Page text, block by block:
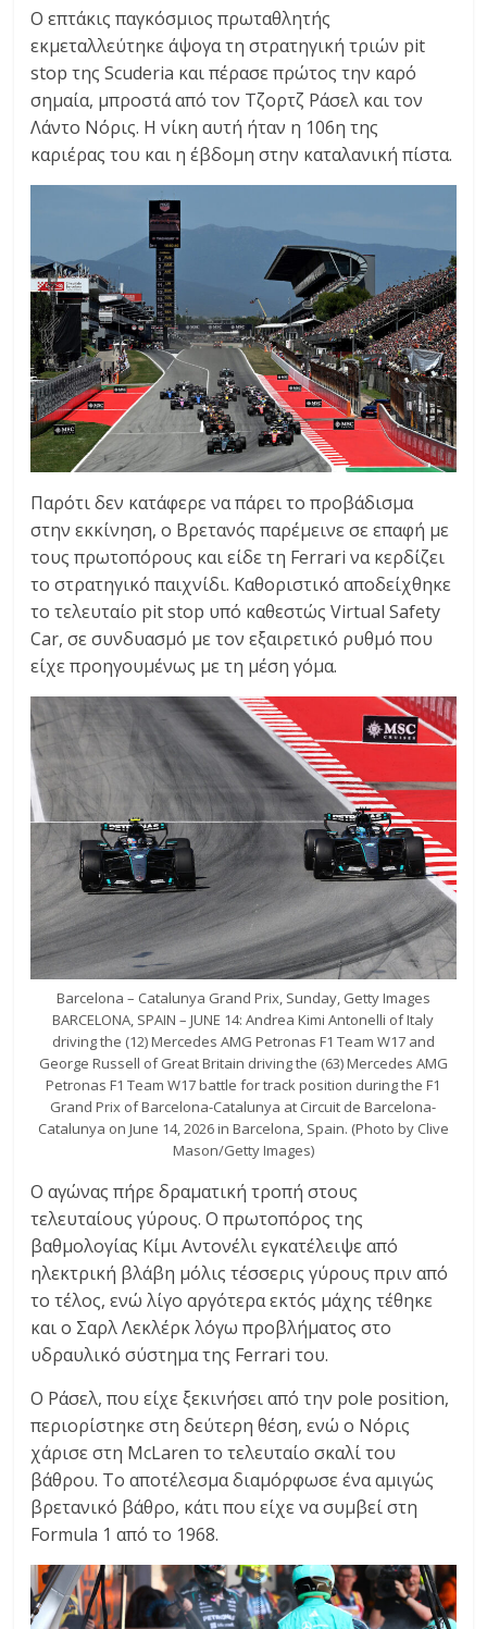
Ο επτάκις παγκόσμιος πρωταθλητής
εκμεταλλεύτηκε άψογα τη στρατηγική τριών pit
stop της Scuderia και πέρασε πρώτος την καρό
σημαία, μπροστά από τον Τζορτζ Ράσελ και τον
Λάντο Νόρις. Η νίκη αυτή ήταν η 106η της
καριέρας του και η έβδομη στην καταλανική πίστα.
Παρότι δεν κατάφερε να πάρει το προβάδισμα
στην εκκίνηση, ο Βρετανός παρέμεινε σε επαφή με
τους πρωτοπόρους και είδε τη Ferrari να κερδίζει
το στρατηγικό παιχνίδι. Καθοριστικό αποδείχθηκε
το τελευταίο pit stop υπό καθεστώς Virtual Safety
Car, σε συνδυασμό με τον εξαιρετικό ρυθμό που
είχε προηγουμένως με τη μέση γόμα.
Barcelona – Catalunya Grand Prix, Sunday, Getty Images
BARCELONA, SPAIN – JUNE 14: Andrea Kimi Antonelli of Italy
driving the (12) Mercedes AMG Petronas F1 Team W17 and
George Russell of Great Britain driving the (63) Mercedes AMG
Petronas F1 Team W17 battle for track position during the F1
Grand Prix of Barcelona-Catalunya at Circuit de Barcelona-
Catalunya on June 14, 2026 in Barcelona, Spain. (Photo by Clive
Mason/Getty Images)
Ο αγώνας πήρε δραματική τροπή στους
τελευταίους γύρους. Ο πρωτοπόρος της
βαθμολογίας Κίμι Αντονέλι εγκατέλειψε από
ηλεκτρική βλάβη μόλις τέσσερις γύρους πριν από
το τέλος, ενώ λίγο αργότερα εκτός μάχης τέθηκε
και ο Σαρλ Λεκλέρκ λόγω προβλήματος στο
υδραυλικό σύστημα της Ferrari του.
Ο Ράσελ, που είχε ξεκινήσει από την pole position,
περιορίστηκε στη δεύτερη θέση, ενώ ο Νόρις
χάρισε στη McLaren το τελευταίο σκαλί του
βάθρου. Το αποτέλεσμα διαμόρφωσε ένα αμιγώς
βρετανικό βάθρο, κάτι που είχε να συμβεί στη
Formula 1 από το 1968.